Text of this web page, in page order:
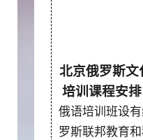
北京俄罗斯
培训课程安
俄语培训班设
罗斯联邦教育